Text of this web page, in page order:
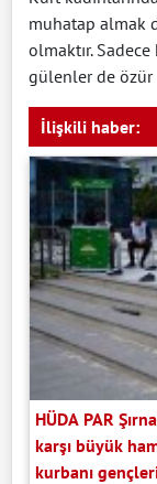
muhatap almak
olmaktır.
gülenler de
İlişkili haber:
HÜDA PAR
karşı büyük
kurbanı